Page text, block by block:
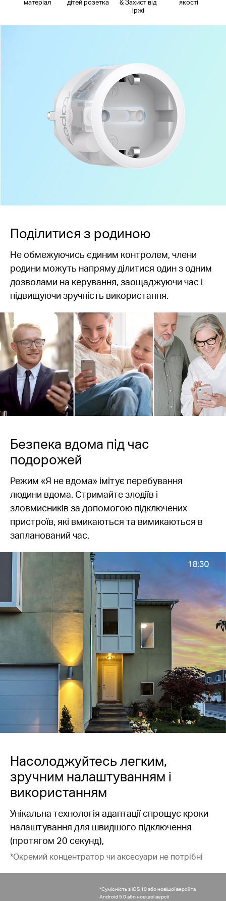
матеріал дітей розетка
& Захист від
іржі
якості
Поділитися з родиною
Не обмежуючись єдиним контролем, члени
родини можуть напряму ділитися один з одним
дозволами на керування, заощаджуючи час і
підвищуючи зручність використання.
Безпека вдома під час
подорожей
Режим «Я не вдома» імітує перебування
людини вдома. Стримайте злодіїв і
зловмисників за допомогою підключених
пристроїв, які вмикаються та вимикаються в
запланований час.
Насолоджуйтесь легким,
зручним налаштуванням і
використанням
Унікальна технологія адаптації спрощує кроки
налаштування для швидшого підключення
(протягом 20 секунд),
*Окремий концентратор чи аксесуари не потрібні
*Сумісність з iOS 10 або новішої версії та
Android 5.0 або новішої версії